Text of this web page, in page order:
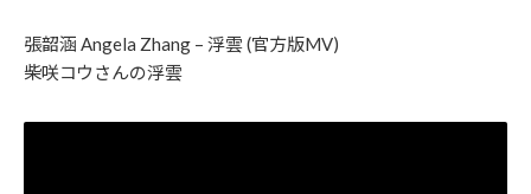
張韶涵 Angela Zhang – 浮雲 (官方版MV)
柴咲コウさんの浮雲